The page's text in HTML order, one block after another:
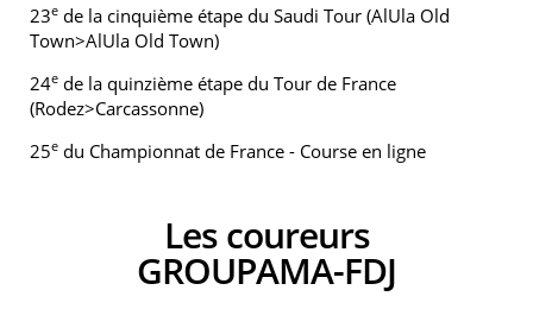
23e de la cinquième étape du Saudi Tour (AlUla Old
Town>AlUla Old Town)
24e de la quinzième étape du Tour de France
(Rodez>Carcassonne)
25e du Championnat de France - Course en ligne
Les coureurs
GROUPAMA-FDJ